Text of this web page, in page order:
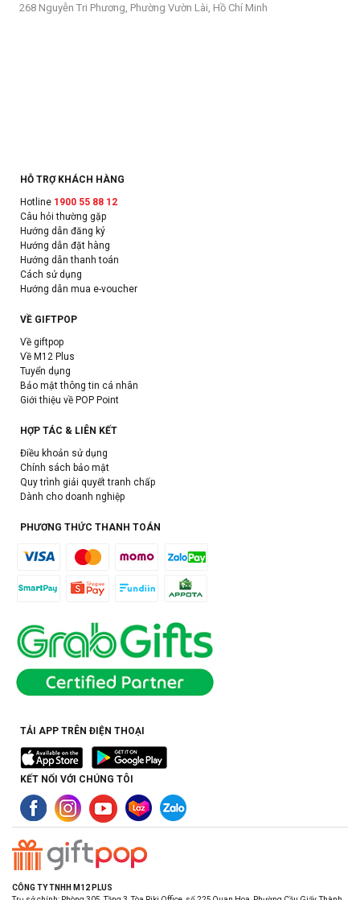
268 Nguyễn Tri Phương, Phường Vườn Lài, Hồ Chí Minh
HỖ TRỢ KHÁCH HÀNG
Hotline 1900 55 88 12
Câu hỏi thường gặp
Hướng dẫn đăng ký
Hướng dẫn đặt hàng
Hướng dẫn thanh toán
Cách sử dụng
Hướng dẫn mua e-voucher
VỀ GIFTPOP
Về giftpop
Về M12 Plus
Tuyển dụng
Bảo mật thông tin cá nhân
Giới thiệu về POP Point
HỢP TÁC & LIÊN KẾT
Điều khoản sử dụng
Chính sách bảo mật
Quy trình giải quyết tranh chấp
Dành cho doanh nghiệp
PHƯƠNG THỨC THANH TOÁN
TẢI APP TRÊN ĐIỆN THOẠI
KẾT NỐI VỚI CHÚNG TÔI
CÔNG TY TNHH M12 PLUS